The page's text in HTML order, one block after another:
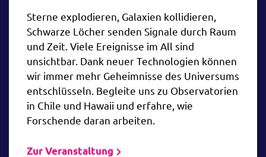
Sterne explodieren, Galaxien kollidieren,
Schwarze Löcher senden Signale durch Raum
und Zeit. Viele Ereignisse im All sind
unsichtbar. Dank neuer Technologien können
wir immer mehr Geheimnisse des Universums
entschlüsseln. Begleite uns zu Observatorien
in Chile und Hawaii und erfahre, wie
Forschende daran arbeiten.
Zur Veranstaltung